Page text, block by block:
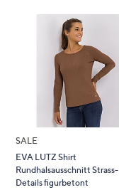
SALE
EVA LUTZ Shirt
Rundhalsausschnitt Strass-
Details figurbetont